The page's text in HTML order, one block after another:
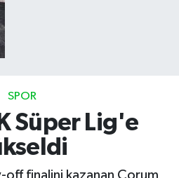
SPOR
Süper Lig'e
off finalini kazanan Çorum